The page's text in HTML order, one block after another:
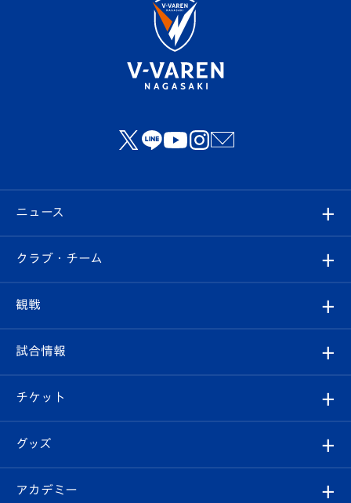
ニュース
すべて
クラブ
試合情報
チケット
イベント
クラブ・チーム
クラブ概要
エンブレム紹介
スタッフプロフィール
観戦
観戦ルール
はじめての観戦ガイド
Revive Team
試合情報
試合日程/結果
フォトギャラリー
チケット
チケット
グッズ
オンラインショップ
アカデミー